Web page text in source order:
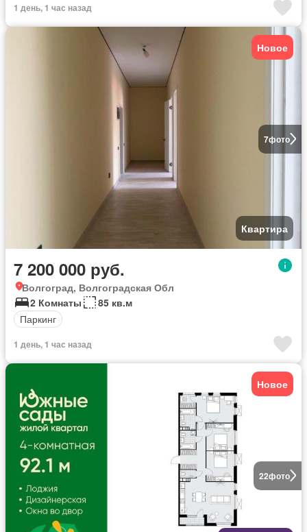
1 день, 1 час назад
7фото
Новое
Квартира
7 200 000 руб.
Волгоград, Волгоградская Обл
2 Комнаты
85 кв.м
Паркинг
1 день, 1 час назад
22фото
Новое